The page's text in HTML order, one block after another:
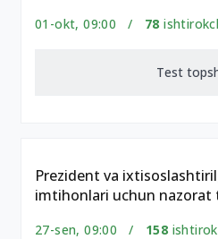
01-okt, 09:00 / 78
Test
Prezident va
imtihonlari uchun nazorat
27-sen, 09:00 / 158